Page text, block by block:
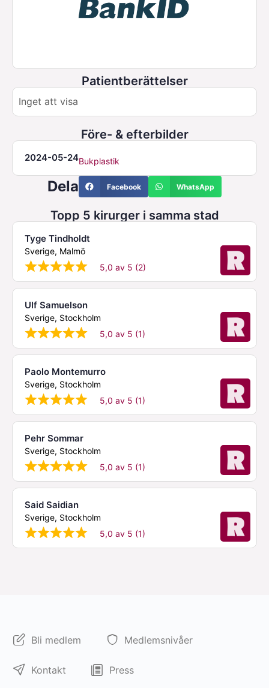
Patientberättelser
Inget att visa
Före- & efterbilder
2024-05-24Bukplastik
Facebook WhatsApp
Dela
Topp 5 kirurger i samma stad
Tyge Tindholdt
Sverige, Malmö
5,0 av 5 (2)
Ulf Samuelson
Sverige, Stockholm
5,0 av 5 (1)
Paolo Montemurro
Sverige, Stockholm
5,0 av 5 (1)
Pehr Sommar
Sverige, Stockholm
5,0 av 5 (1)
Said Saidian
Sverige, Stockholm
5,0 av 5 (1)
Bli medlem Medlemsnivåer
Kontakt Press